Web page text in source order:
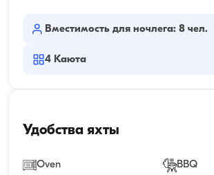
Вместимость для ночлега: 8 чел.
4 Каюта
Удобства яхты
Oven BBQ